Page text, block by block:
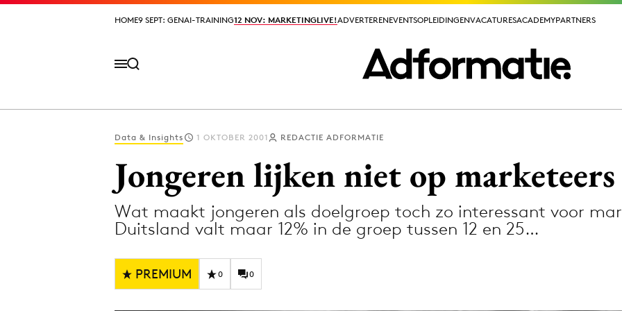
HOME9 SEPT: GENAI-TRAINING12 NOV: MARKETINGLIVE!ADVERTERENEVENTSOPLEIDINGENVACATURESACADEMYPARTNERS
HOME9 SEPT: GENAI-TRAINING12 NOV: MARKETINGLIVE!ADVERTERENEVENTSOPLEIDINGENVACATURESACADEMYPARTNERS
Digital transformation
Diversiteit
Data & Insights 1 OKTOBER 2001 REDACTIE ADFORMATIE
Jongeren lijken niet op marketeers
Wat maakt jongeren als doelgroep toch zo interessant voor
Duitsland valt maar 12% in de groep tussen 12 en 25…
PREMIUM 0 0